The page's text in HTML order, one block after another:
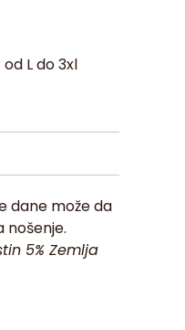
L do 3xl
dane može da
nošenje.
5% Zemlja